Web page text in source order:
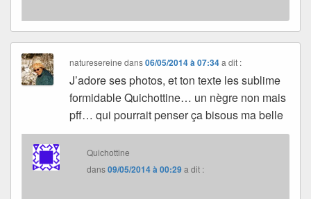
naturesereine dans06/05/2014 à 07:34 a dit :
J’adore ses photos, et ton texte les sublime
formidable Quichottine… un nègre non mais
pff… qui pourrait penser ça bisous ma belle
Quichottine
dans09/05/2014 à 00:29a dit :